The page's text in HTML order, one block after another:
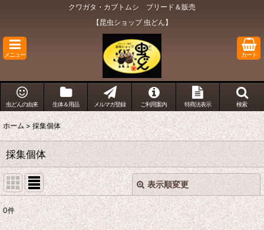
クワガタ・カブトムシ ブリード＆販売
【昆虫ショップ 虫どん】
メニュー カート
虫どんの由来 生体＆用品 メルマガ登録 ご利用案内 特商法表示 検索
ホーム > 採集個体
採集個体
表示順変更
表示数:
閉じる
0件